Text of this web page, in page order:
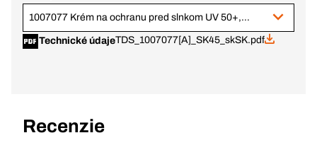
1007077 Krém na ochranu pred slnkom UV 50+, 100 ml tuba
Technické údajeTDS_1007077[A]_SK45_skSK.pdf
Recenzie